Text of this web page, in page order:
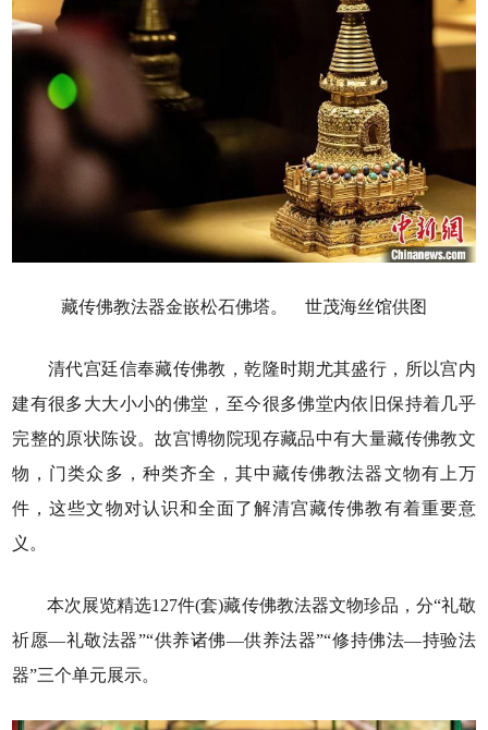
藏传佛教法器金嵌松石佛塔。 世茂海丝馆供图
清代宫廷信奉藏传佛教，乾隆时期尤其盛行，所以宫内
建有很多大大小小的佛堂，至今很多佛堂内依旧保持着几乎
完整的原状陈设。故宫博物院现存藏品中有大量藏传佛教文
物，门类众多，种类齐全，其中藏传佛教法器文物有上万
件，这些文物对认识和全面了解清宫藏传佛教有着重要意
义。
本次展览精选127件(套)藏传佛教法器文物珍品，分“礼敬
祈愿—礼敬法器”“供养诸佛—供养法器”“修持佛法—持验法
器”三个单元展示。